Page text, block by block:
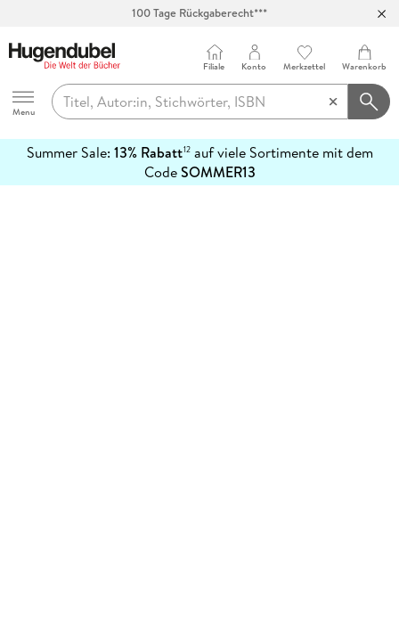
100 Tage Rückgaberecht***
Hugendubel
Menu
Filiale Konto Merkzettel Warenkorb
Summer Sale: 13% Rabatt12auf viele Sortimente mit dem
CodeSOMMER13
erfahren